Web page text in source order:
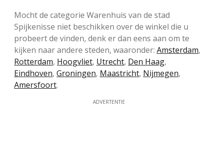
Mocht de categorie Warenhuis van de stad
Spijkenisse niet beschikken over de winkel die u
probeert de vinden, denk er dan eens aan om te
kijken naar andere steden, waaronder: Amsterdam,
Rotterdam, Hoogvliet, Utrecht, Den Haag,
Eindhoven, Groningen, Maastricht, Nijmegen,
Amersfoort.
ADVERTENTIE